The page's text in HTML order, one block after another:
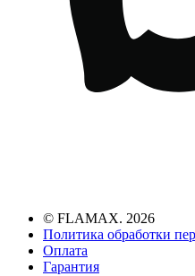
© FLAMAX. 2026
Политика обработки
Оплата
Гарантия